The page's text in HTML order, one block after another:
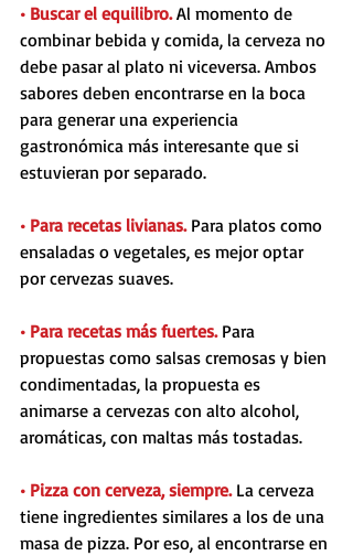
• Buscar el equilibro. Al momento de
combinar bebida y comida, la cerveza no
debe pasar al plato ni viceversa. Ambos
sabores deben encontrarse en la boca
para generar una experiencia
gastronómica más interesante que si
estuvieran por separado.
• Para recetas livianas. Para platos como
ensaladas o vegetales, es mejor optar
por cervezas suaves.
• Para recetas más fuertes. Para
propuestas como salsas cremosas y bien
condimentadas, la propuesta es
animarse a cervezas con alto alcohol,
aromáticas, con maltas más tostadas.
• Pizza con cerveza, siempre. La cerveza
tiene ingredientes similares a los de una
masa de pizza. Por eso, al encontrarse en